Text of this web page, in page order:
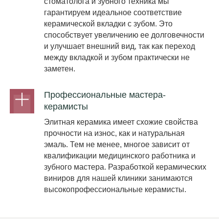
гарантируем идеальное соответствие
керамической вкладки с зубом. Это
способствует увеличению ее долговечности
и улучшает внешний вид, так как переход
между вкладкой и зубом практически не
заметен.
Профессиональные мастера-
керамисты
Элитная керамика имеет схожие свойства
прочности на износ, как и натуральная
эмаль. Тем не менее, многое зависит от
квалификации медицинского работника и
зубного мастера. Разработкой керамических
виниров для нашей клиники занимаются
высокопрофессиональные керамисты.